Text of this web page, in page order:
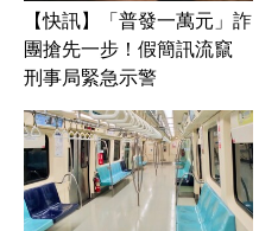
【快訊】「普發一萬元」詐
團搶先一步！假簡訊流竄
刑事局緊急示警